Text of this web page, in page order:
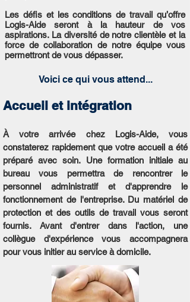
Les défis et les conditions de travail qu’offre
Logis-Aide seront à la hauteur de vos
aspirations. La diversité de notre clientèle et la
force de collaboration de notre équipe vous
permettront de vous dépasser.
Voici ce qui vous attend...
Accueil et intégration
À votre arrivée chez Logis-Aide, vous
constaterez rapidement que votre accueil a été
préparé avec soin. Une formation initiale au
bureau vous permettra de rencontrer le
personnel administratif et d'apprendre le
fonctionnement de l'entreprise. Du matériel de
protection et des outils de travail vous seront
fournis. Avant d'entrer dans l'action, une
collègue d'expérience vous accompagnera
pour vous initier au service à domicile.